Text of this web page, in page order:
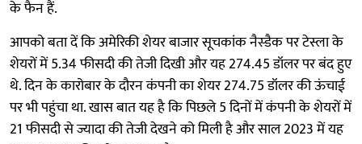
के फैन हैं.
आपको बता दें कि अमेरिकी शेयर बाजार सूचकांक नैस्डैक पर टेस्ला के
शेयरों में 5.34 फीसदी की तेजी दिखी और यह 274.45 डॉलर पर बंद हुए
थे. दिन के कारोबार के दौरन कंपनी का शेयर 274.75 डॉलर की ऊंचाई
पर भी पहुंचा था. खास बात यह है कि पिछले 5 दिनों में कंपनी के शेयरों में
21 फीसदी से ज्यादा की तेजी देखने को मिली है और साल 2023 में यह